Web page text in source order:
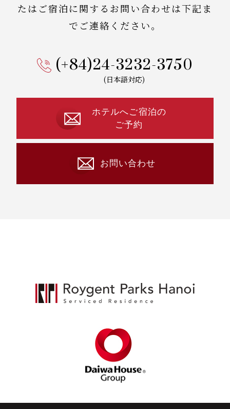
たはご宿泊に関する お問い合わせは下記ま
でご連絡ください。
(+84)24-3232-3750
(日本語対応)
ホテルへご宿泊の
ご予約
お問い合わせ